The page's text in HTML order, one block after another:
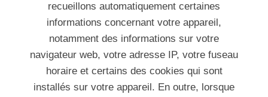
recueillons automatiquement certaines
informations concernant votre appareil,
notamment des informations sur votre
navigateur web, votre adresse IP, votre fuseau
horaire et certains des cookies qui sont
installés sur votre appareil. En outre, lorsque